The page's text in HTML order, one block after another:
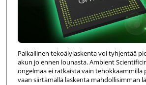
Paikallinen tekoälylaskenta voi tyhjentää
akun jo ennen lounasta. Ambient
ongelmaa ei ratkaista vain tehokkaammilla
vaan siirtämällä laskenta mahdollisimman